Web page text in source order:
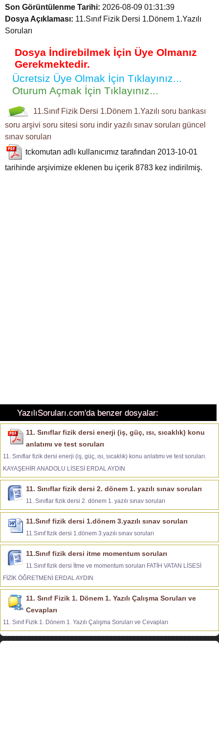
Son Görüntülenme Tarihi: 2026-08-09 01:31:39
Dosya Açıklaması: 11.Sınıf Fizik Dersi 1.Dönem 1.Yazılı
Soruları
Dosya İndirebilmek İçin Üye Olmanız
Gerekmektedir.
Ücretsiz Üye Olmak İçin Tıklayınız...
Oturum Açmak İçin Tıklayınız...
11.Sınıf Fizik Dersi 1.Dönem 1.Yazılı soru bankası
soru arşivi soru sitesi soru indir yazılı sınav soruları güncel
sınav soruları
tckomutan adlı kullanıcımız tarafından 2013-10-01
tarihinde arşivimize eklenen bu içerik 8783 kez indirilmiş.
YazılıSoruları.com'da benzer dosyalar:
11. Sınıflar fizik dersi enerji (iş, güç, ısı, sıcaklık) konu
anlatımı ve test soruları
11. Sınıflar fizik dersi enerji (iş, güç, ısı, sıcaklık) konu anlatımı ve test soruları.
KAYAŞEHİR ANADOLU LİSESİ ERDAL AYDIN
11. Sınıflar fizik dersi 2. dönem 1. yazılı sınav soruları
11. Sınıflar fizik dersi 2. dönem 1. yazılı sınav soruları
11.Sınıf fizik dersi 1.dönem 3.yazılı sınav soruları
11.Sınıf fizik dersi 1.dönem 3.yazılı sınav soruları
11.Sınıf fizik dersi itme momentum soruları
11.Sınıf fizik dersi İtme ve momentum soruları FATİH VATAN LİSESİ
FİZİK ÖĞRETMENİ ERDAL AYDIN
11. Sınıf Fizik 1. Dönem 1. Yazılı Çalışma Soruları ve
Cevapları
11. Sınıf Fizik 1. Dönem 1. Yazılı Çalışma Soruları ve Cevapları